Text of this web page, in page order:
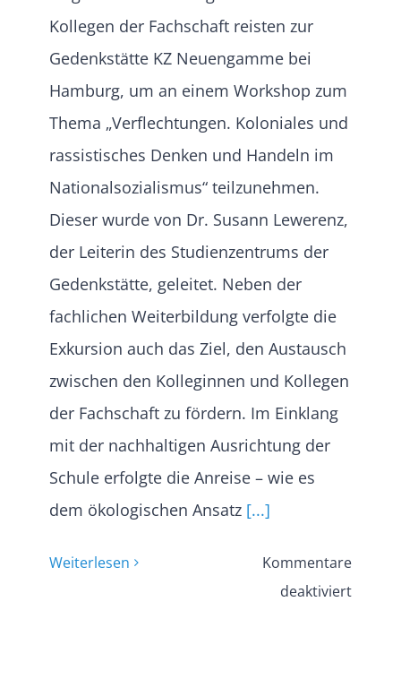
Kollegen der Fachschaft reisten zur
Gedenkstätte KZ Neuengamme bei
Hamburg, um an einem Workshop zum
Thema „Verflechtungen. Koloniales und
rassistisches Denken und Handeln im
Nationalsozialismus“ teilzunehmen.
Dieser wurde von Dr. Susann Lewerenz,
der Leiterin des Studienzentrums der
Gedenkstätte, geleitet. Neben der
fachlichen Weiterbildung verfolgte die
Exkursion auch das Ziel, den Austausch
zwischen den Kolleginnen und Kollegen
der Fachschaft zu fördern. Im Einklang
mit der nachhaltigen Ausrichtung der
Schule erfolgte die Anreise – wie es
dem ökologischen Ansatz[...]
Weiterlesen
Kommentare
deaktiviertfür